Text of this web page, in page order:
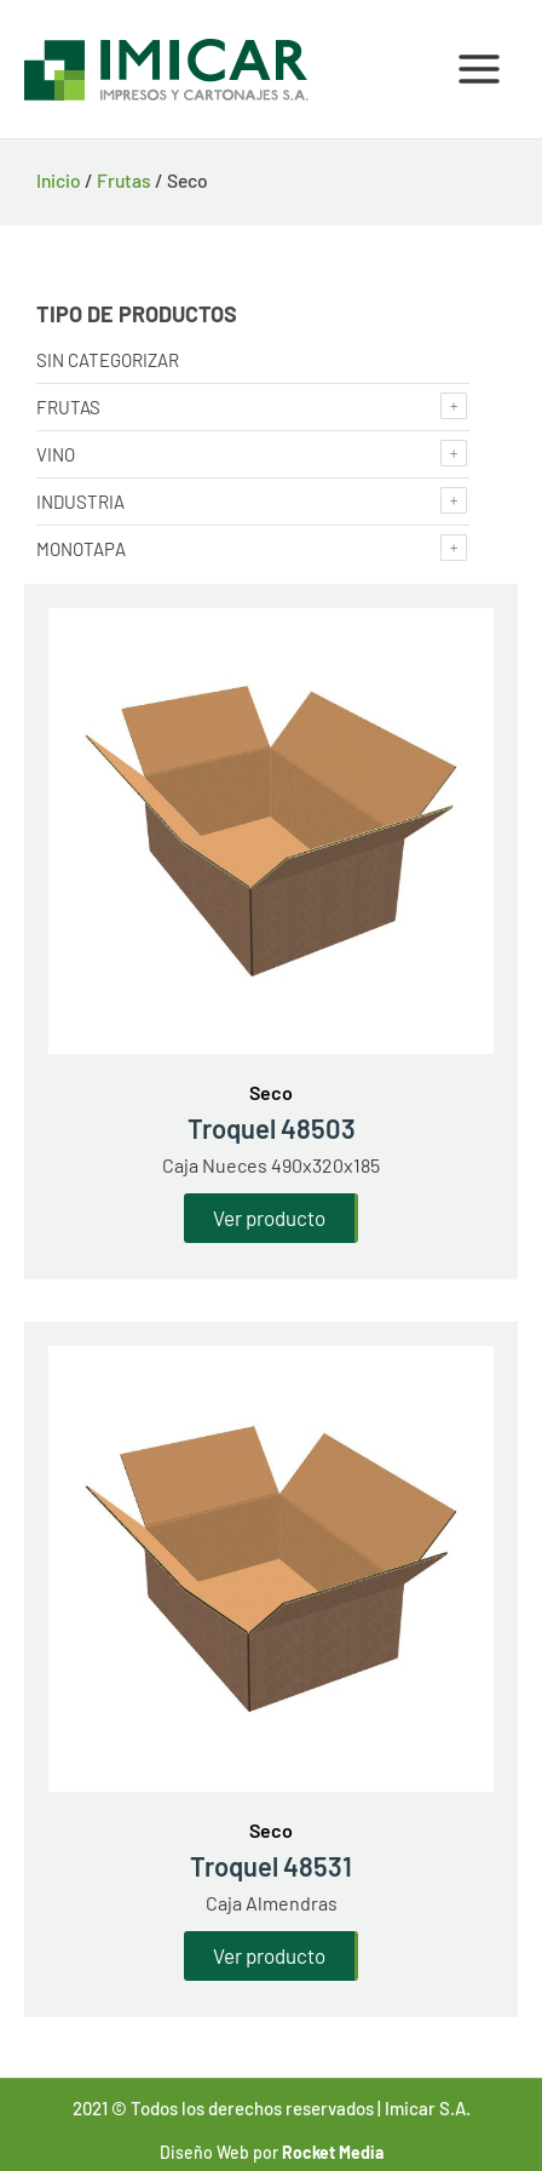
contenido
Inicio / Frutas / Seco
TIPO DE PRODUCTOS
SIN CATEGORIZAR
FRUTAS
VINO
INDUSTRIA
MONOTAPA
Seco
Troquel 48503
Caja Nueces 490x320x185
Ver producto
Seco
Troquel 48531
Caja Almendras
Ver producto
2021 © Todos los derechos reservados | Imicar S.A.
Diseño Web porRocket Media